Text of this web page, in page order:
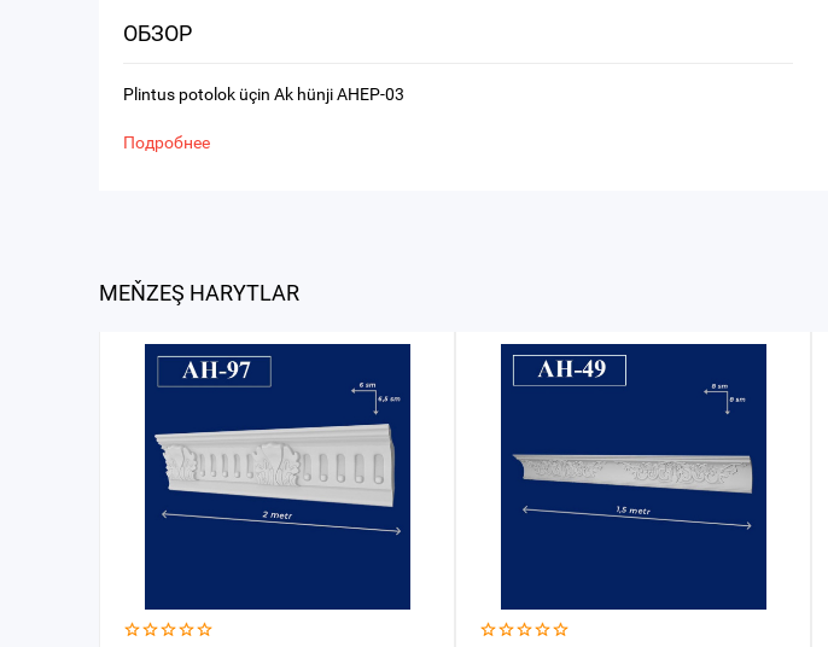
ОБЗОР
Plintus potolok üçin Ak hünji AHEP-03
Подробнее
MEŇZEŞ HARYTLAR